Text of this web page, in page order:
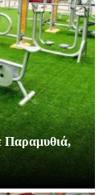
Παραμυθιά,